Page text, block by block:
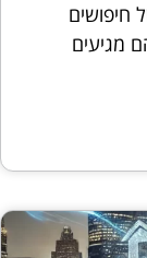
חיפושים
מגיעים